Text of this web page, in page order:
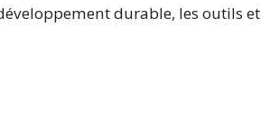
durable, les outils et